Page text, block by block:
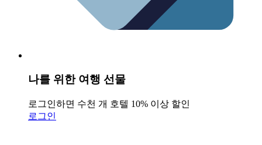
나를 위한 여행 선물
로그인하면 수천 개 호텔 10% 이상 할인
로그인